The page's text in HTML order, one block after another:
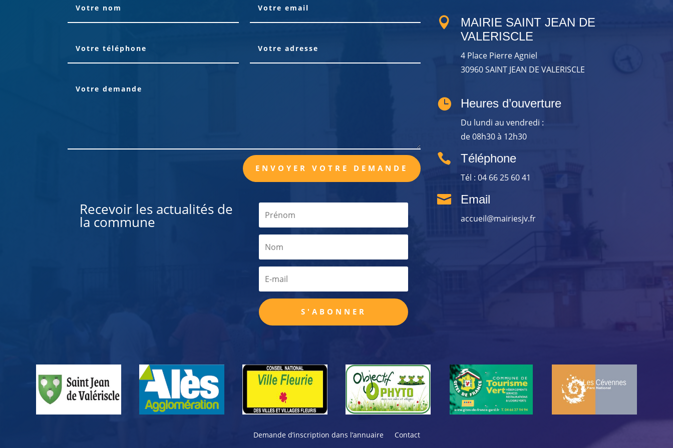
ENVOYER VOTRE DEMANDE
Recevoir les actualités de
la commune
S'ABONNER

MAIRIE SAINT JEAN DE
VALERISCLE
4 Place Pierre Agniel
30960 SAINT JEAN DE VALERISCLE
 Heures d’ouverture
Du lundi au vendredi :
de 08h30 à 12h30
 Téléphone
Tél : 04 66 25 60 41
 Email
accueil@mairiesjv.fr
Demande d’inscription dans l’annuaire Contact